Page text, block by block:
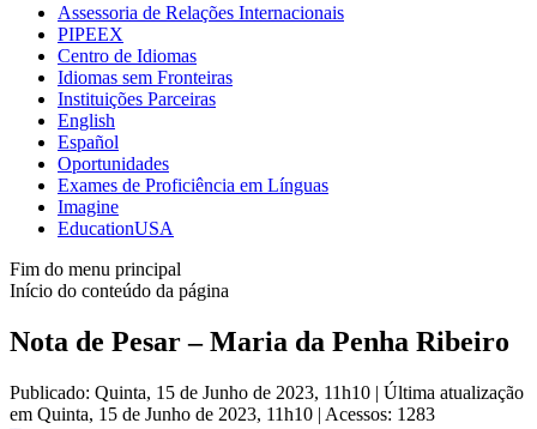
Assessoria de Relações Internacionais
PIPEEX
Centro de Idiomas
Idiomas sem Fronteiras
Instituições Parceiras
English
Español
Oportunidades
Exames de Proficiência em Línguas
Imagine
EducationUSA
Fim do menu principal
Início do conteúdo da página
Nota de Pesar – Maria da Penha Ribeiro
Publicado: Quinta, 15 de Junho de 2023, 11h10 | Última atualização
em Quinta, 15 de Junho de 2023, 11h10 | Acessos: 1283